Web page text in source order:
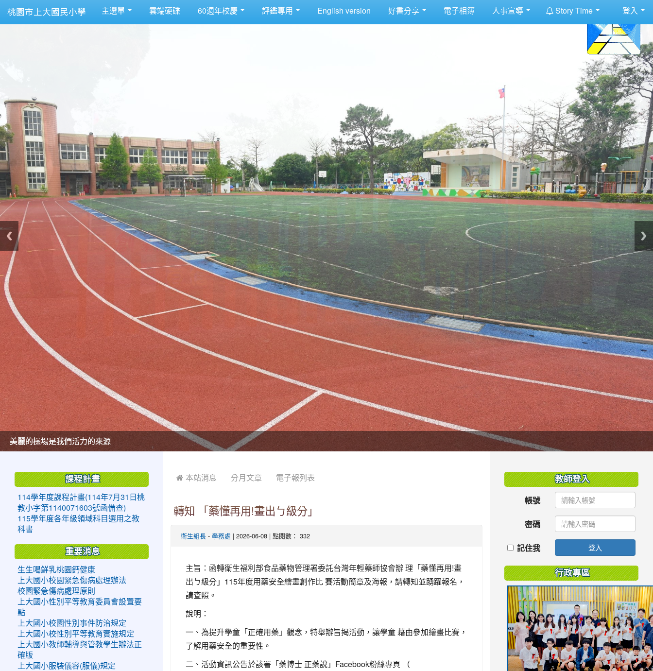
桃園市上大國民小學 主選單 雲端硬碟 60週年校慶 評鑑專用 English version 好書分享 電子相簿 人事宣導 Story Time 登入
美麗的操場是我們活力的來源
美麗的操場是我們活力的來源
煥然一新的小司令台
煥然一新的小司令台
富含桃園埤塘田園風光意象的中廊
富含桃園埤塘田園風光意象的中廊
嶄新的中庭廣場
嶄新的中庭廣場
水生池生生不息
水生池生生不息
 本站消息 分月文章 電子報列表
轉知 「藥懂再用!畫出ㄅ級分」
衛生組長 - 學務處 | 2026-06-08 | 點閱數： 332
主旨：函轉衛生福利部食品藥物管理署委託台灣年輕藥師協會辦 理「藥懂再用!畫
出ㄅ級分」115年度用藥安全繪畫創作比 賽活動簡章及海報，請轉知並踴躍報名，
請查照。
說明：
一、為提升學童「正確用藥」觀念，特舉辦旨揭活動，讓學童 藉由參加繪畫比賽，
了解用藥安全的重要性。
二、活動資訊公告於該署「藥博士 正藥說」Facebook粉絲專頁 （
課程計畫
114學年度課程計畫(114年7月31日桃
教小字第1140071603號函備查)
115學年度各年級領域科目選用之教
科書
重要消息
生生喝鮮乳桃園鈣健康
上大國小校園緊急傷病處理辦法
校園緊急傷病處理原則
上大國小性別平等教育委員會設置要
點
上大國小校園性別事件防治規定
上大國小校性別平等教育實施規定
上大國小教師輔導與管教學生辦法正
確版
上大國小服裝儀容(服儀)規定
教師登入
帳號
密碼
記住我 登入
行政專區